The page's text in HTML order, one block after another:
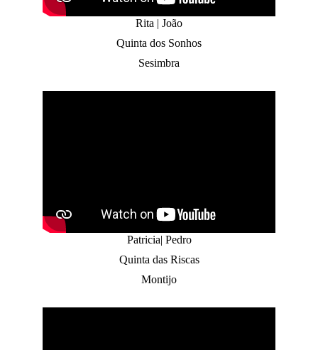
Rita | João
Quinta dos Sonhos
Sesimbra
Patricia| Pedro
Quinta das Riscas
Montijo